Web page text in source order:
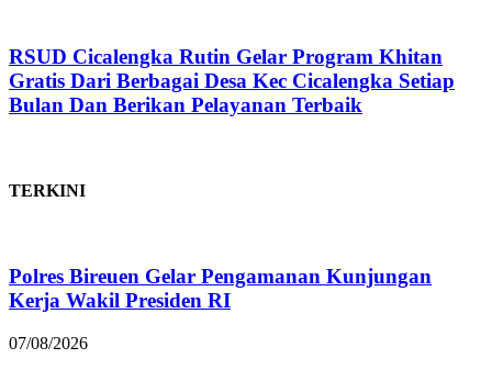
RSUD Cicalengka Rutin Gelar Program Khitan
Gratis Dari Berbagai Desa Kec Cicalengka Setiap
Bulan Dan Berikan Pelayanan Terbaik
TERKINI
Polres Bireuen Gelar Pengamanan Kunjungan
Kerja Wakil Presiden RI
07/08/2026